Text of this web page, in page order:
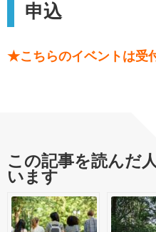
申込
★こちらのイベントは
この記事を読んだ
います